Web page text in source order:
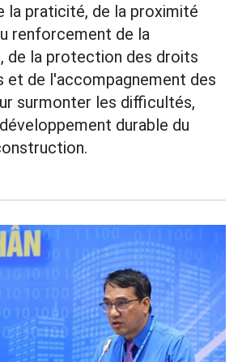
la praticité, de la proximité
renforcement de la
de la protection des droits
et de l'accompagnement des
surmonter les difficultés,
durable du